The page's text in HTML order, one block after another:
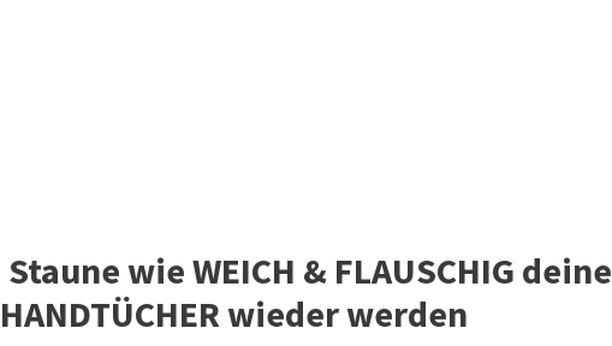
wie WEICH & FLAUSCHIG deine
wieder werden